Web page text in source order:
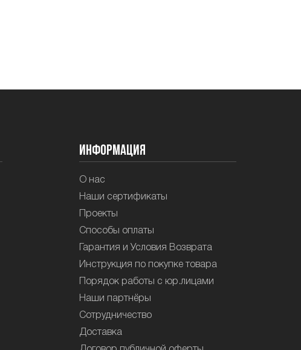
Информация
О нас
Наши сертификаты
Проекты
Способы оплаты
Гарантия и Условия Возврата
Инструкция по покупке товара
Порядок работы с юр.лицами
Наши партнёры
Сотрудничество
Доставка